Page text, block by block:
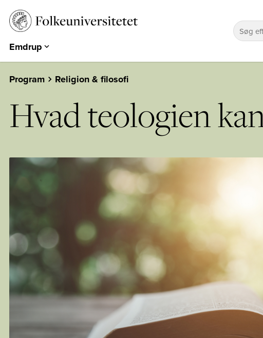
Emdrup
Aarhus
Emdrup
Hearts & Minds
Århundredets Festival
PARK
EUROPA 360°
Program Religion & filosofi
Hvad teologien